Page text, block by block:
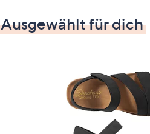
Ausgewählt für dich